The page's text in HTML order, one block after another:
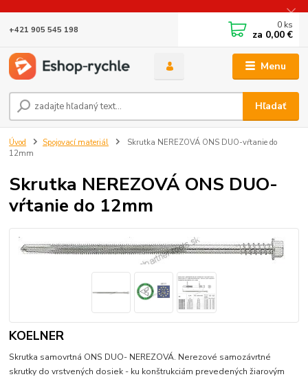
Menu
Hľadať
+421 905 545 198 0 ks
za 0,00 €
Úvod Spojovací materiál
Skrutka NEREZOVÁ ONS DUO-vŕtanie do
12mm
Skrutka NEREZOVÁ ONS DUO-
vŕtanie do 12mm
KOELNER
Skrutka samovrtná ONS DUO- NEREZOVÁ. Nerezové samozávrtné
skrutky do vrstvených dosiek - ku konštrukciám prevedených žiarovým